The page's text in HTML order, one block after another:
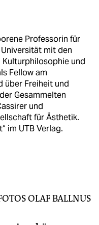
Professorin für
mit den
und
Fellow am
über Freiheit und
Gesammelten
und
für Ästhetik.
im UTB Verlag.
mit Jan Feddersen
OLAF BALLNUS